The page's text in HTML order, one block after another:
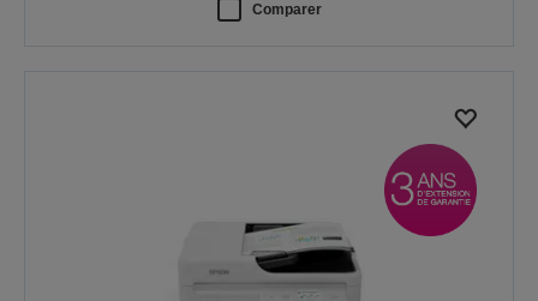
Comparer